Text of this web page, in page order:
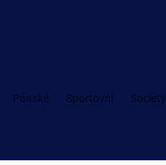
Pánské Sportovní Society